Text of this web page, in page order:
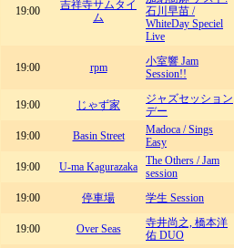
19:00
吉祥寺サムタイ
ム
石川早苗 /
WhiteDay Speciel
Live
19:00 rpm
小室響 Jam
Session!!
19:00
じゃず家
ジャズセッション
デー
19:00 Basin Street
Madoca / Sings
Easy
19:00
U-ma Kagurazaka
The Others / Jam
session
19:00
停車場 学生 Session
19:00
Over Seas
寺井尚之, 橋本洋
佑 DUO